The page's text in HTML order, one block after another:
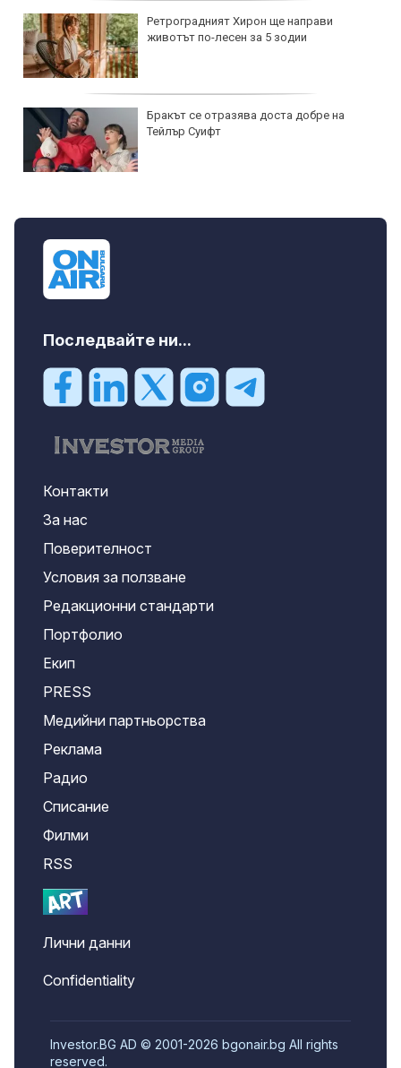
Сухота в очите – причини и решение на
проблема
ЕКИП: Българите са доплатили над 744
млн. лв. за лекарства през 2025 г.
Последвайте ни...
Контакти
За нас
Поверителност
Условия за ползване
Редакционни стандарти
Портфолио
Екип
PRESS
Медийни партньорства
Реклама
Радио
Списание
Филми
RSS
Лични данни
Confidentiality
Investor.BG AD © 2001-2026 bgonair.bg All rights
reserved.